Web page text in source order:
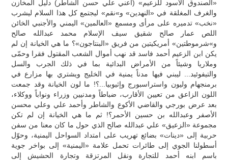
«الصندوق الأسود للزعيم» (أعني علي حسن الشاطر) دليل المخازن
والغرف المغلقة في «النهدين» و»نقم» ليجتمع كل هذا السلام ليشرب
«نخب» تدميره على مرأى ومسمع «العالمين» اليمني والأجنبي الخائن
اللص عمار صالح شقيق سيف الإسلام محمد عبدالله صالح
و»شرموطتين» أمريكيتين من فريق «البنتاجون»؟ ما هي الخيانة إن لم
يكن ابن الزعيم أحمد فاسد قد نهب أموال الشعب المقتول فقرا وحمّى
وملاريا وشيئاً من الأمراض البدائية بما في ذلك الجرب والسل
والتيفوئيد... ليبني فيها مدناً يمنية في الخليج ويشتري بها مزارع في
برمنجهام وليون واستراسبورج وإثيوبيا...؟! ما لون الخيانة وقد جمعت
اللون الزاعق من تعيين الأقارب، ضباطاً ومدنيين وزراء ونواباً ووكلاء،
بعد عرض بورجي والقاضي الأكوع والشاطر وأحمد علي وعلي محسن
الأصفر وعبدالله بن حسين الأحمر؟! ثم ما هي الخيانة إن لم تكن
مجموعة «الزعيق» علي عبدالله صالح الذي حول ما كان معنا من سفن
حربية إلى «دينات» بضائع تهريب على امتداد السواحل اليمنية، وحوّل
أسطولنا الجوي إلى طائرات تحمل علامة «اليمنية» إلى بواخر جوية
باسم ابنه أحمد للتجارة ونقل المرتزقة وتجارة الحشيش إلى